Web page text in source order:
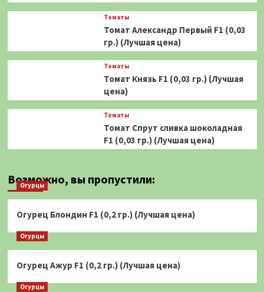
Томаты
Томат Александр Первый F1 (0,03
гр.) (Лучшая цена)
Томаты
Томат Князь F1 (0,03 гр.) (Лучшая
цена)
Томаты
Томат Спрут сливка шоколадная
F1 (0,03 гр.) (Лучшая цена)
Возможно, вы пропустили:
Огурцы
Огурец Блондин F1 (0,2 гр.) (Лучшая цена)
Огурцы
Огурец Ажур F1 (0,2 гр.) (Лучшая цена)
Огурцы